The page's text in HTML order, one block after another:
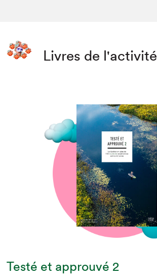
Livres de l'activité
Testé et approuvé 2